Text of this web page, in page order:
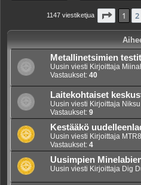
1147 viestiketjua Sivu /29
1 2
Metallinetsimien
Uusin viesti Kirjoittaja
Vastaukset: 40
Laitekohtaiset
Uusin viesti Kirjoittaja Niksu
Vastaukset: 9
Kestääkö
Uusin viesti Kirjoittaja
Vastaukset: 4
Uusimpien
Uusin viesti Kirjoittaja Dig